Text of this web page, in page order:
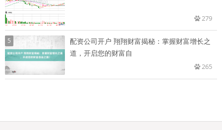
279
5
配资公司开户 翔翔财富揭秘：掌握财富增长之
道，开启您的财富自
265